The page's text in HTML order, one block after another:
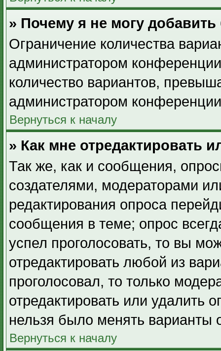
» Почему я не могу
Ограничение количества
администратором
количество вариантов,
администратором
Вернуться к началу
» Как мне отредактировать
Так же, как и сообщения,
создателями, модераторами
редактирования опроса
сообщения в теме; опрос
успел проголосовать, то вы
отредактировать любой из
проголосовал, то только
отредактировать или удалить
нельзя было менять варианты
Вернуться к началу